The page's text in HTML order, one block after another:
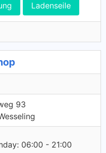
Ladenseile
93
06:00 - 21:00